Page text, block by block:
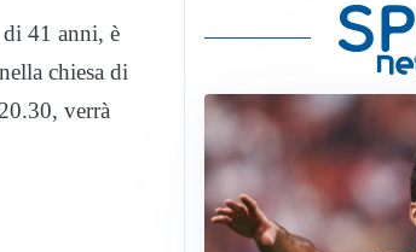
41 anni, è
chiesa di
verrà